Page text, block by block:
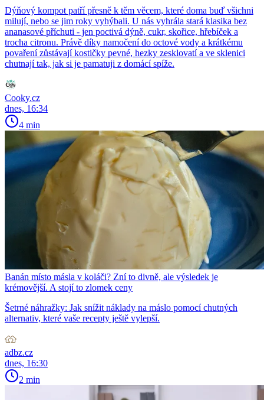
Dýňový kompot patří přesně k těm věcem, které doma buď všichni
milují, nebo se jim roky vyhýbali. U nás vyhrála stará klasika bez
ananasové příchuti - jen poctivá dýně, cukr, skořice, hřebíček a
trocha citronu. Právě díky namočení do octové vody a krátkému
povaření zůstávají kostičky pevné, hezky zesklovatí a ve sklenici
chutnají tak, jak si je pamatuji z domácí spíže.
Cooky.cz
dnes, 16:34
4 min
Banán místo másla v koláči? Zní to divně, ale výsledek je
krémovější. A stojí to zlomek ceny
Šetrné náhražky: Jak snížit náklady na máslo pomocí chutných
alternativ, které vaše recepty ještě vylepší.
adbz.cz
dnes, 16:30
2 min